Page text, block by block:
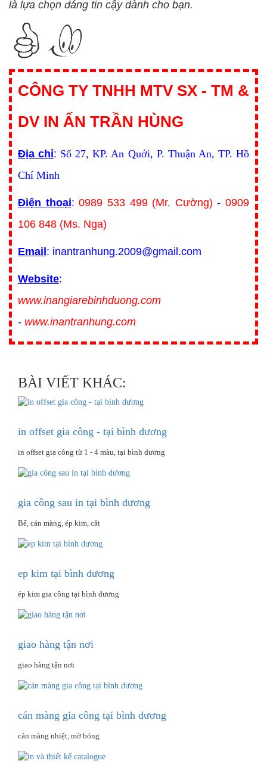
là lựa chọn đáng tin cậy dành cho bạn.
CÔNG TY TNHH MTV SX - TM &
DV IN ẤN TRẦN HÙNG
Địa chỉ: Số 27, KP. An Quới, P. Thuận An, TP. Hồ
Chí Minh
Điện thoại:0989 533 499 (Mr. Cường) - 0909
106 848 (Ms. Nga)
Email : inantranhung.2009@gmail.com
Website:
www.inangiarebinhduong.com
- www.inantranhung.com
BÀI VIẾT KHÁC:
in offset gia công - tại bình dương
in offset gia công từ 1 - 4 màu, tại bình dương
gia công sau in tại bình dương
Bế, cán màng, ép kim, cắt
ep kim tại bình dương
ép kim gia công tại bình dương
giao hàng tận nơi
giao hàng tận nơi
cán màng gia công tại bình dương
cán màng nhiệt, mờ bóng